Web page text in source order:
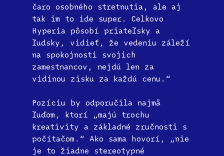
čaro osobného stretnutia, ale aj
tak im to ide super. Celkovo
Hyperia pôsobí priateľsky a
ľudsky, vidieť, že vedeniu záleží
na spokojnosti svojich
zamestnancov, nejdú len za
vidinou zisku za každú cenu.“
Pozíciu by odporučila najmä
ľuďom, ktorí „majú trochu
kreativity a základné zručnosti s
počítačom.“ Ako sama hovorí, „nie
je to žiadne stereotypné